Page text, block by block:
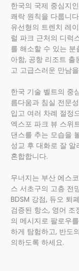
한국의 국제 중심지
쾌락 원칙을 다룹니
유선형의 트렌치 레
럴 파크 근처의 디럭
를 해소할 수 있는 분
아함, 공항 리조트 출
고 고급스러운 만남
한국 기술 벨트의 중
름다움과 침실 전문
입고 여러 차례 절정
엑스포 파크 뷰 스위
댄스를 추는 모습을
성교 후 대화로 잘
혼합합니다.
무너지는 부산 에스
스 서초구의 고층 전
BDSM 강점, 듀오 퇴
검증된 항소, 영어 조
의 메시지로 팔로우
하게 탐험하고, 반도
의하도록 하세요.